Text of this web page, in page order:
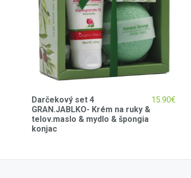
Darčekový set 4
GRAN.JABLKO- Krém na ruky &
telov.maslo & mydlo & špongia
konjac
15.90€